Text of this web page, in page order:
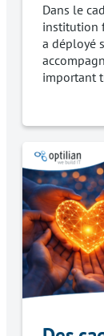
Dans le
institution
a déployé
important